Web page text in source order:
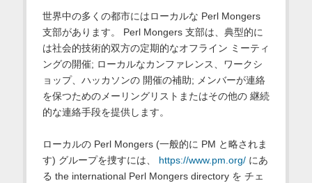
世界中の多くの都市にはローカルな Perl Mongers
支部があります。 Perl Mongers 支部は、典型的に
は社会的技術的双方の定期的なオフライン ミーティ
ングの開催; ローカルなカンファレンス、ワークシ
ョップ、ハッカソンの 開催の補助; メンバーが連絡
を保つためのメーリングリストまたはその他の 継続
的な連絡手段を提供します。
ローカルの Perl Mongers (一般的に PM と略されま
す) グループを捜すには、 https://www.pm.org/にあ
る the international Perl Mongers directory を チェ